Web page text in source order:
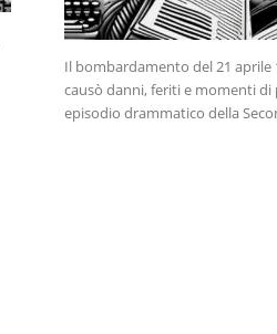
Il bombardamento del 21 aprile
causò danni, feriti e momenti di
episodio drammatico della